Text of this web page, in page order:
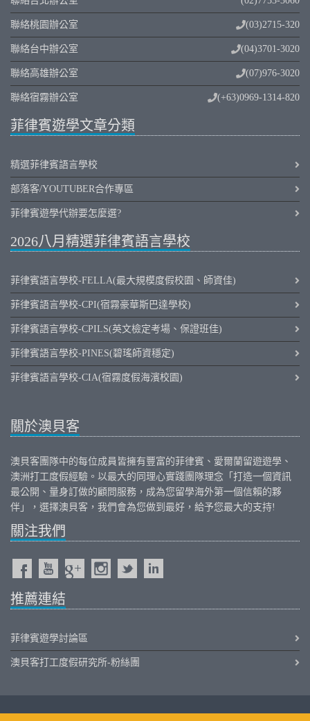
聯絡桃園辦公室 (03)2715-320
聯絡台中辦公室 (04)3701-3020
聯絡高雄辦公室 (07)976-3020
聯絡宿霧辦公室 (+63)0969-1314-820
菲律賓遊學文章分類
精選菲律賓語言學校
部落客/YOUTUBER合作專區
菲律賓遊學代辦要怎麼選?
2026八月精選菲律賓語言學校
菲律賓語言學校-FELLA(最大規模度假校園、師資佳)
菲律賓語言學校-CPI(宿霧豪華斯巴達學校)
菲律賓語言學校-CPILS(英文檢定考場、保證班佳)
菲律賓語言學校-PINES(碧瑤師資穩定)
菲律賓語言學校-CIA(宿霧度假海濱校園)
關於澳貝客
澳貝客團隊中的每位成員皆擁有豐富的菲律賓 、 愛爾蘭留遊遊學、
澳洲打工度假經驗。以最大的同理心實踐團隊理念「打造一個資訊
最公開、量身訂做的顧問服務，成為您留學海外第一個信賴的夥
伴」，選擇澳貝客，我們會為您做到最好，給予您最大的支持!
關注我們
推薦連結
菲律賓遊學討論區
澳貝客打工度假研究所-粉絲團